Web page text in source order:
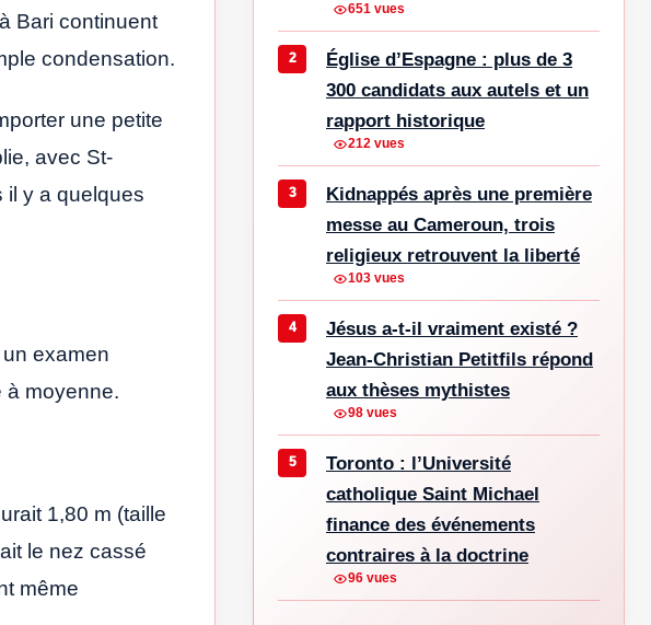
Bari continuent
condensation.
une petite
avec St-
il y a quelques
examen
à moyenne.
1,80 m (taille
le nez cassé
même
651 vues
Église d’Espagne : plus de 3
300 candidats aux autels et un
rapport historique
212 vues
Kidnappés après une première
messe au Cameroun, trois
religieux retrouvent la liberté
103 vues
Jésus a-t-il vraiment existé ?
Jean-Christian Petitfils répond
aux thèses mythistes
98 vues
Toronto : l’Université
catholique Saint Michael
finance des événements
contraires à la doctrine
96 vues